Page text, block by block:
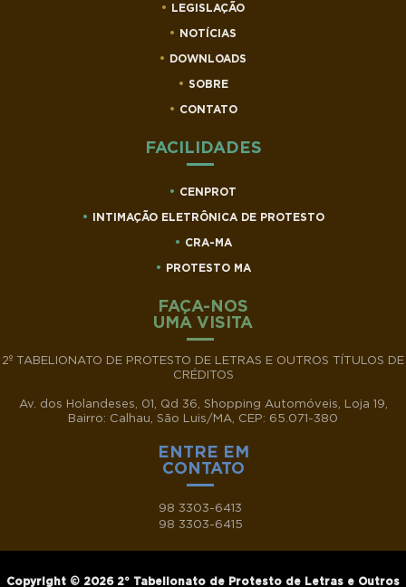
LEGISLAÇÃO
NOTÍCIAS
DOWNLOADS
SOBRE
CONTATO
FACILIDADES
CENPROT
INTIMAÇÃO ELETRÔNICA DE PROTESTO
CRA-MA
PROTESTO MA
FAÇA-NOS
UMA VISITA
2º TABELIONATO DE PROTESTO DE LETRAS E OUTROS TÍTULOS DE
CRÉDITOS
Av. dos Holandeses, 01, Qd 36, Shopping Automóveis, Loja 19,
Bairro: Calhau, São Luis/MA, CEP: 65.071-380
ENTRE EM
CONTATO
98 3303-6413
98 3303-6415
Copyright © 2026 2° Tabelionato de Protesto de Letras e Outros